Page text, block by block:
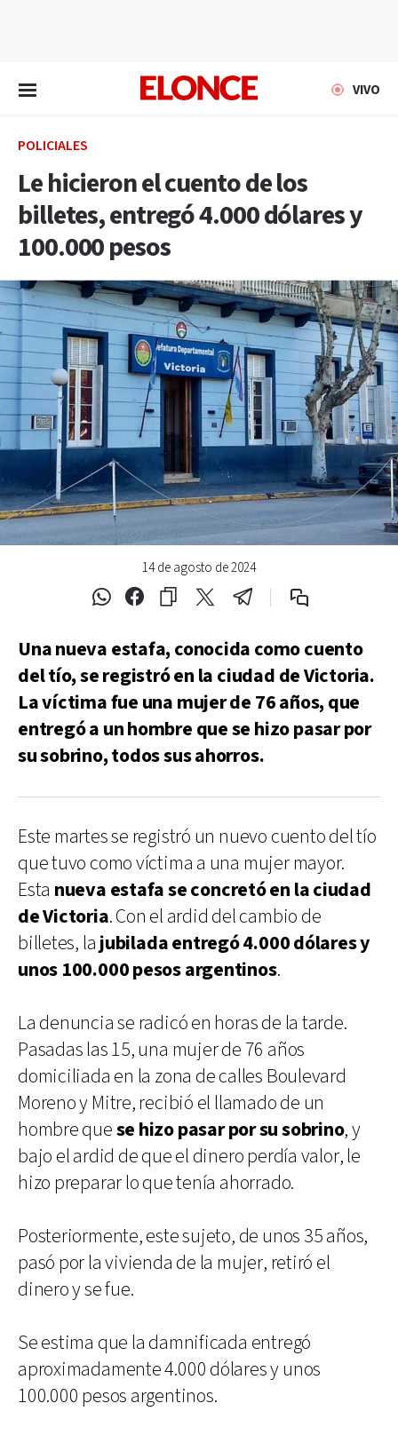
VIVO
POLICIALES
Le hicieron el cuento de los
billetes, entregó 4.000 dólares y
100.000 pesos
14 de agosto de 2024
Una nueva estafa, conocida como cuento
del tío, se registró en la ciudad de Victoria.
La víctima fue una mujer de 76 años, que
entregó a un hombre que se hizo pasar por
su sobrino, todos sus ahorros.
Este martes se registró un nuevo cuento del tío
que tuvo como víctima a una mujer mayor.
Esta nueva estafa se concretó en la ciudad
de Victoria. Con el ardid del cambio de
billetes, la jubilada entregó 4.000 dólares y
unos 100.000 pesos argentinos.
La denuncia se radicó en horas de la tarde.
Pasadas las 15, una mujer de 76 años
domiciliada en la zona de calles Boulevard
Moreno y Mitre, recibió el llamado de un
hombre quese hizo pasar por su sobrino, y
bajo el ardid de que el dinero perdía valor, le
hizo preparar lo que tenía ahorrado.
Posteriormente, este sujeto, de unos 35 años,
pasó por la vivienda de la mujer, retiró el
dinero y se fue.
Se estima que la damnificada entregó
aproximadamente 4.000 dólares y unos
100.000 pesos argentinos.